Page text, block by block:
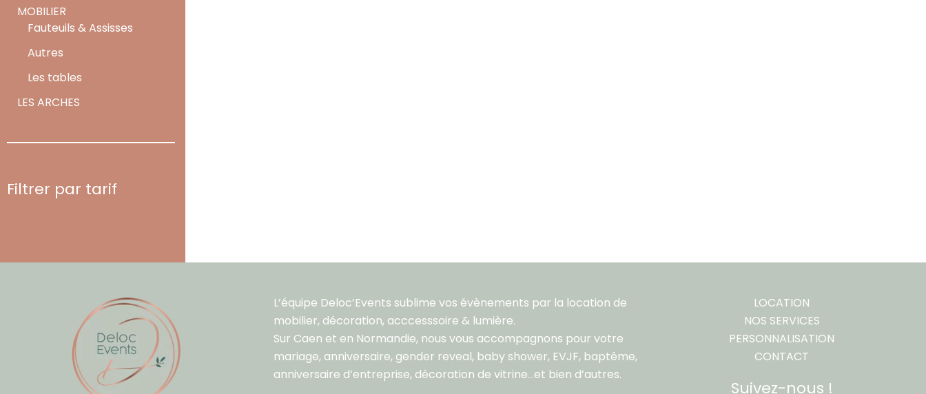
MOBILIER
Fauteuils & Assisses
Autres
Les tables
LES ARCHES
Filtrer par tarif
L’équipe Deloc’Events sublime vos évènements par la location de
mobilier, décoration, acccesssoire & lumière.
Sur Caen et en Normandie, nous vous accompagnons pour votre
mariage, anniversaire, gender reveal, baby shower, EVJF, baptême,
anniversaire d’entreprise, décoration de vitrine…et bien d’autres.
LOCATION
NOS SERVICES
PERSONNALISATION
CONTACT
Suivez-nous !